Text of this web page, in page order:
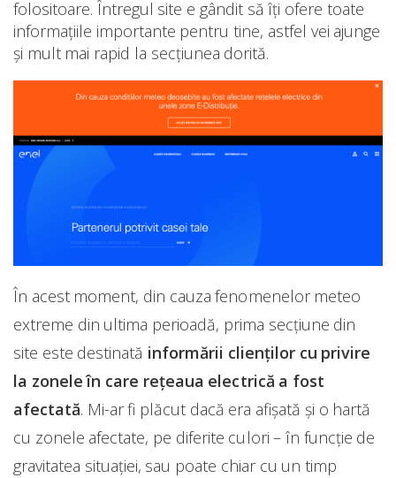
folositoare. Întregul site e gândit să îți ofere toate
informațiile importante pentru tine, astfel vei ajunge
și mult mai rapid la secțiunea dorită.
În acest moment, din cauza fenomenelor meteo
extreme din ultima perioadă, prima secțiune din
site este destinată informării clienților cu privire
la zonele în care rețeaua electrică a fost
afectată. Mi-ar fi plăcut dacă era afișată și o hartă
cu zonele afectate, pe diferite culori – în funcție de
gravitatea situației, sau poate chiar cu un timp